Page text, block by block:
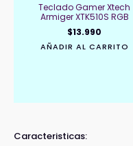
Teclado Gamer Xtech
Armiger XTK510S RGB
$13.990
AÑADIR AL CARRITO
Caracteristicas: